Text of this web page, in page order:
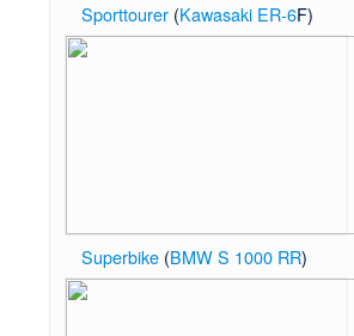
Sporttourer (Kawasaki ER-6F)
Superbike (BMW S 1000 RR)